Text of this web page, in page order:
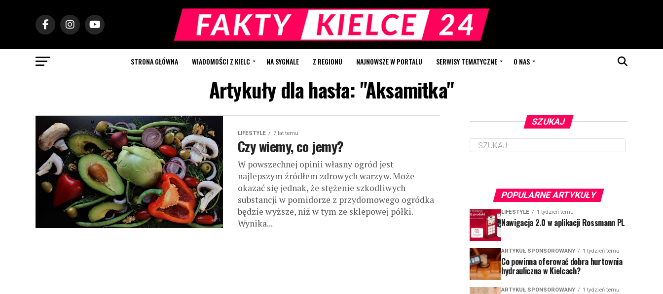
STRONA GŁÓWNA WIADOMOŚCI Z KIELC NA SYGNALE Z REGIONU NAJNOWSZE W PORTALU SERWISY TEMATYCZNE O NAS
Artykuły dla hasła: "Aksamitka"
LIFESTYLE 7 lat temu
Czy wiemy, co jemy?
W powszechnej opinii własny ogród jest
najlepszym źródłem zdrowych warzyw. Może
okazać się jednak, że stężenie szkodliwych
substancji w pomidorze z przydomowego ogródka
będzie wyższe, niż w tym ze sklepowej półki.
Wynika...
SZUKAJ
POPULARNE ARTYKUŁY
LIFESTYLE 1 tydzień temu
Nawigacja 2.0 w aplikacji Rossmann PL
ARTYKUŁ SPONSOROWANY 1 tydzień temu
Co powinna oferować dobra hurtownia
hydrauliczna w Kielcach?
ARTYKUŁ SPONSOROWANY 1 tydzień temu